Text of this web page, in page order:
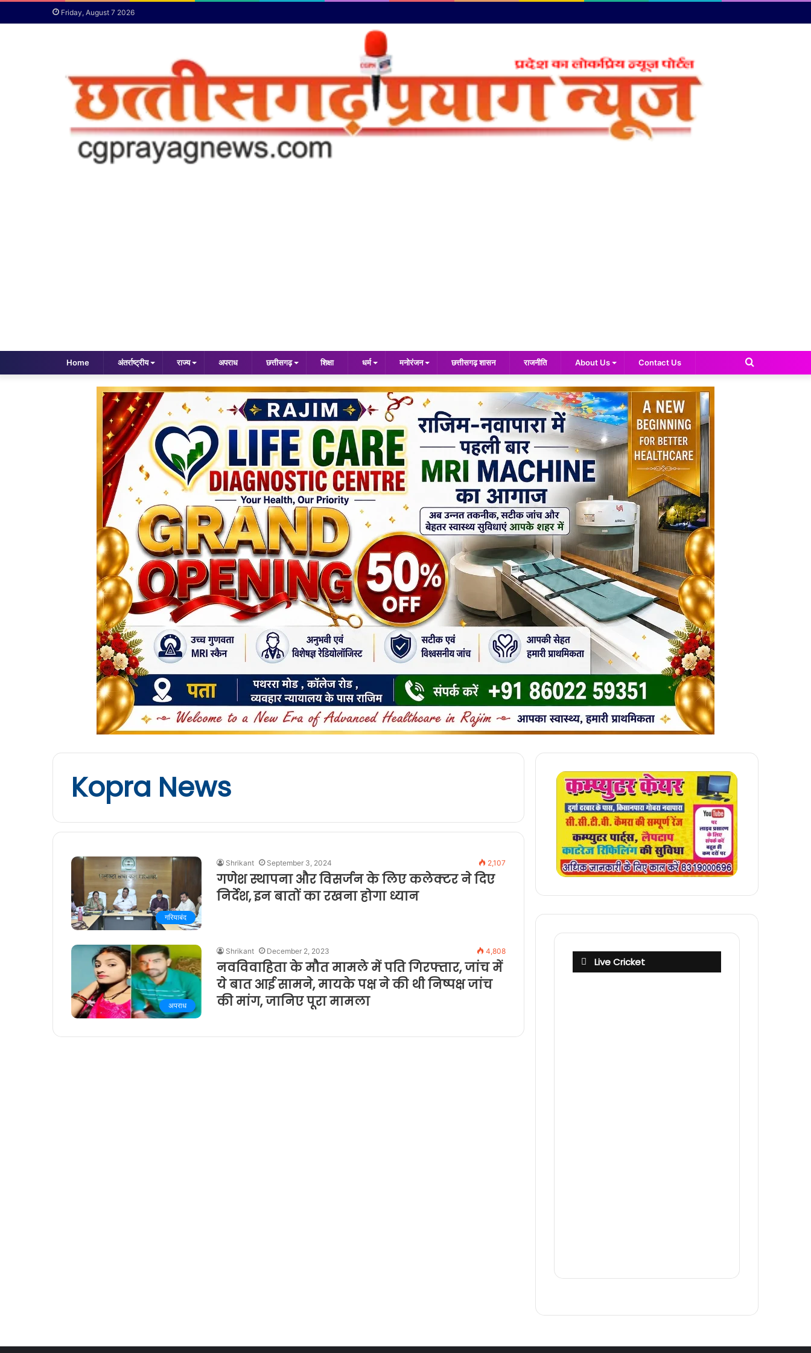
Friday, August 7 2026
Home अंतर्राष्ट्रीय राज्य अपराध छत्तीसगढ़ शिक्षा धर्म मनोरंजन छत्तीसगढ़ शासन राजनीति About Us Contact Us
Search
Kopra News
गरियाबंद
Shrikant September 3, 2024 2,107
गणेश स्थापना और विसर्जन के लिए कलेक्टर ने दिए
निर्देश, इन बातों का रखना होगा ध्यान
अपराध
Shrikant December 2, 2023 4,808
नवविवाहिता के मौत मामले में पति गिरफ्तार, जांच में
ये बात आई सामने, मायके पक्ष ने की थी निष्पक्ष जांच
की मांग, जानिए पूरा मामला
Live Cricket